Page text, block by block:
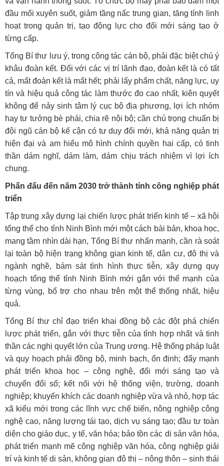
đầu mối xuyên suốt, giảm tầng nấc trung gian, tăng tính linh
hoạt trong quản trị, tạo động lực cho đổi mới sáng tạo ở
từng cấp.
Tổng Bí thư lưu ý, trong công tác cán bộ, phải đặc biệt chú ý
khâu đoàn kết. Đối với các vị trí lãnh đạo, đoàn kết là có tất
cả, mất đoàn kết là mất hết; phải lấy phẩm chất, năng lực, uy
tín và hiệu quả công tác làm thước đo cao nhất, kiên quyết
không để nảy sinh tâm lý cục bộ địa phương, lợi ích nhóm
hay tư tưởng bè phái, chia rẽ nội bộ; cần chú trọng chuẩn bị
đội ngũ cán bộ kế cận có tư duy đổi mới, khả năng quản trị
hiện đại và am hiểu mô hình chính quyền hai cấp, có tinh
thần dám nghĩ, dám làm, dám chịu trách nhiệm vì lợi ích
chung.
Phấn đấu đến năm 2030 trở thành tỉnh công nghiệp phát
triển
Tập trung xây dựng lại chiến lược phát triển kinh tế – xã hội
tổng thể cho tỉnh Ninh Bình mới một cách bài bản, khoa học,
mang tầm nhìn dài hạn, Tổng Bí thư nhấn mạnh, cần rà soát
lại toàn bộ hiện trạng không gian kinh tế, dân cư, đô thị và
ngành nghề, bám sát tình hình thực tiễn, xây dựng quy
hoạch tổng thể tỉnh Ninh Bình mới gắn với thế mạnh của
từng vùng, bổ trợ cho nhau trên một thể thống nhất, hiệu
quả.
Tổng Bí thư chỉ đạo triển khai đồng bộ các đột phá chiến
lược phát triển, gắn với thực tiễn của tỉnh hợp nhất và tinh
thần các nghị quyết lớn của Trung ương. Hệ thống pháp luật
và quy hoạch phải đồng bộ, minh bạch, ổn định; đẩy mạnh
phát triển khoa học – công nghệ, đổi mới sáng tạo và
chuyển đổi số; kết nối với hệ thống viện, trường, doanh
nghiệp; khuyến khích các doanh nghiệp vừa và nhỏ, hợp tác
xã kiểu mới trong các lĩnh vực chế biến, nông nghiệp công
nghệ cao, năng lượng tái tạo, dịch vụ sáng tạo; đầu tư toàn
diện cho giáo dục, y tế, văn hóa; bảo tồn các di sản văn hóa,
phát triển mạnh mẽ công nghiệp văn hóa, công nghiệp giải
trí và kinh tế di sản, không gian đô thị – nông thôn – sinh thái